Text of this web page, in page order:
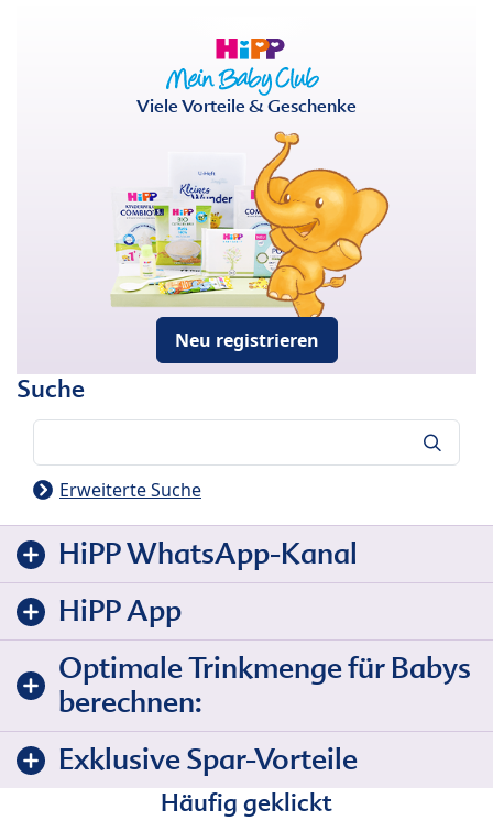
Viele Vorteile & Geschenke
Neu registrieren
Suche
Erweiterte Suche
HiPP WhatsApp-Kanal
HiPP App
Optimale Trinkmenge für Babys
berechnen:
Exklusive Spar-Vorteile
Häufig geklickt